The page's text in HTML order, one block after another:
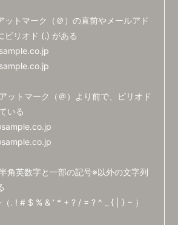
ットマーク（＠）の直前やメールアド
ピリオド (.) がある
アットマーク（＠）より前で、ピリオド
いる
半角英数字と一部の記号※以外の文字列
. ! # $ % & ‘ * + ? / = ? ^ _ { | } ~ ）